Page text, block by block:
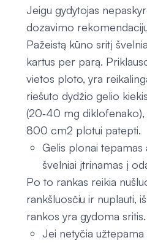
Jeigu gydytojas
dozavimo
Pažeistą kūno sritį
kartus per parą.
vietos ploto, yra
riešuto dydžio gelio
(20‑40 mg
800 cm2 plotui patepti.
Gelis plonai tepamas
švelniai įtrinamas į
Po to rankas reikia
rankšluosčiu ir nuplauti,
rankos yra gydoma sritis.
Jei netyčia